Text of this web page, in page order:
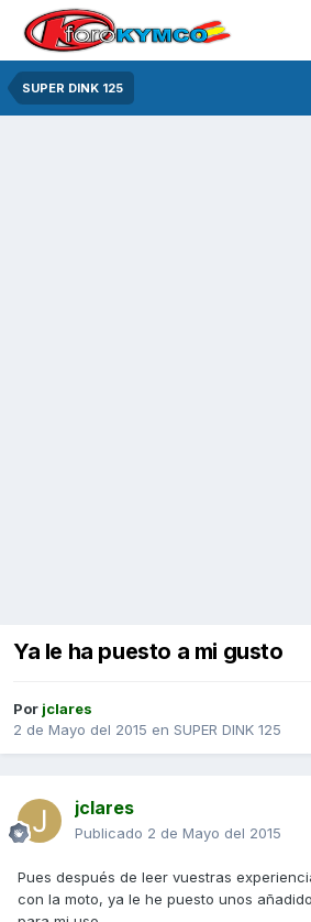
SUPER DINK 125
Ya le ha puesto a mi gusto
Por jclares
2 de Mayo del 2015 en SUPER DINK 125
jclares
Publicado 2 de Mayo del 2015
Pues después de leer vuestras
con la moto, ya le he puesto unos